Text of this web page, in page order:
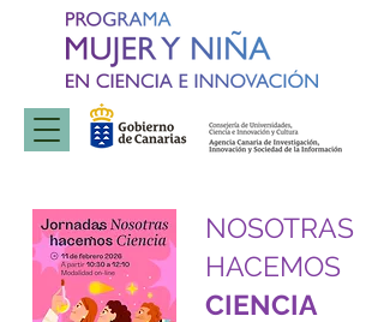
NOSOTRAS
HACEMOS
CIENCIA